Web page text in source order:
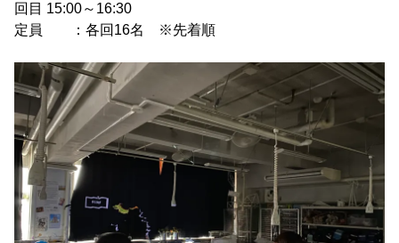
回目 15:00～16:30
定員 ：各回16名 ※先着順